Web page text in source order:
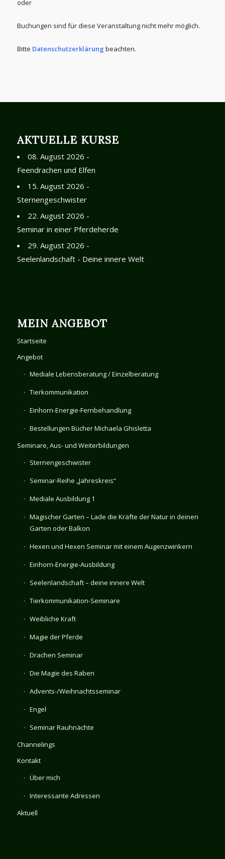
oder
Buchungen sind für diese Veranstaltung nicht mehr möglich.
Bitte Datenschutzerklärung beachten.
AKTUELLE KURSE
08. August 2026 -
Feendrachen und Elfen
15. August 2026 -
Sternengeschwister
22. August 2026 -
Seminar in einer Pferdeherde
29. August 2026 -
Seelenlandschaft - Deine innere Welt
MEIN ANGEBOT
Startseite
Angebot
Mediale Lebensberatung / Einzelberatung
Tierkommunikation
Einhorn-Energie-Fernbehandlung
Bestellungen Bücher Michaela Ghisletta
Seminare, Aus- und Weiterbildungen
Sternengeschwister
Seminar-Reihe „Jahreskreis“
Mediale Ausbildung 1
Magischer Garten – Lade die Kräfte der Natur in deinen
Garten oder Balkon
Hexen und Hexen Seminar mit einem Augenzwinkern
Einhorn-Energie-Ausbildung
Seelenlandschaft – deine innere Welt
Tierkommunikation-Seminare
Weibliche Kraft
Magie der Pferde
Drachen Seminar
Die Magie des Raben
Advents-/Weihnachtsseminar
Engel
Seminar Rauhnächte
Channelings
Kontakt
Über mich
Interessante Adressen
Aktuell